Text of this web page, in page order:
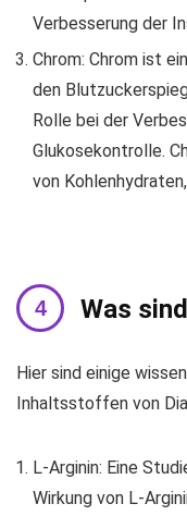
Verbesserung der
Chrom: Chrom ist
den
Rolle bei der
Glukosekontrolle.
von
Was
Hier sind einige
Inhaltsstoffen von
L-Arginin: Eine
Wirkung von L-